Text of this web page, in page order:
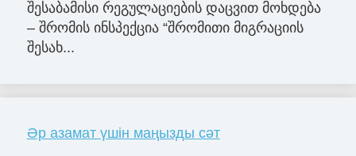
შესაბამისი რეგულაციების დაცვით მოხდება
– შრომის ინსპექცია “შრომითი მიგრაციის
შესახ...
Әр азамат үшін маңызды сәт